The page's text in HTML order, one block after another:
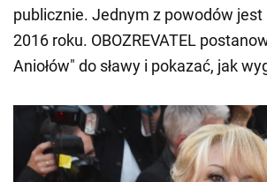
publicznie. Jednym z powodów
2016 roku. OBOZREVATEL
Aniołów" do sławy i pokazać, jak